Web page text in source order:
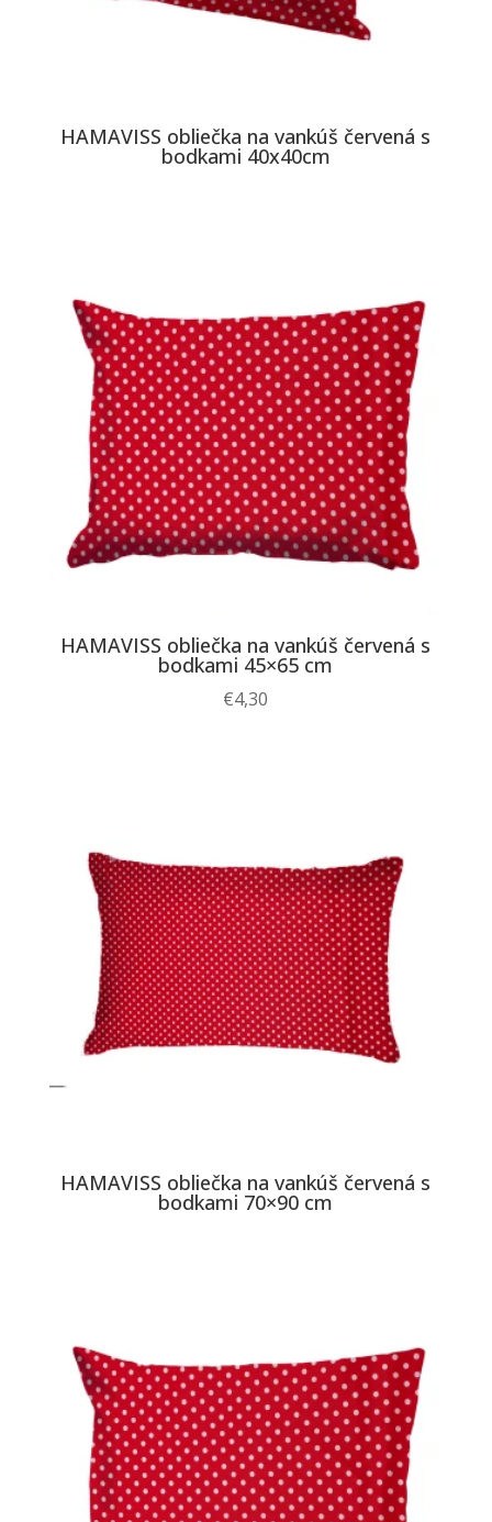
HAMAVISS obliečka na vankúš červená s
bodkami 40x40cm
HAMAVISS obliečka na vankúš červená s
bodkami 45×65 cm
€4,30
HAMAVISS obliečka na vankúš červená s
bodkami 70×90 cm